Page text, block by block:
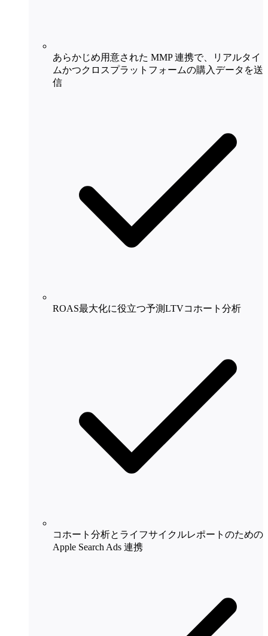
あらかじめ用意された MMP 連携で、リアルタイ
ムかつクロスプラットフォームの購入データを送
信
ROAS最大化に役立つ予測LTVコホート分析
コホート分析とライフサイクルレポートのための
Apple Search Ads 連携